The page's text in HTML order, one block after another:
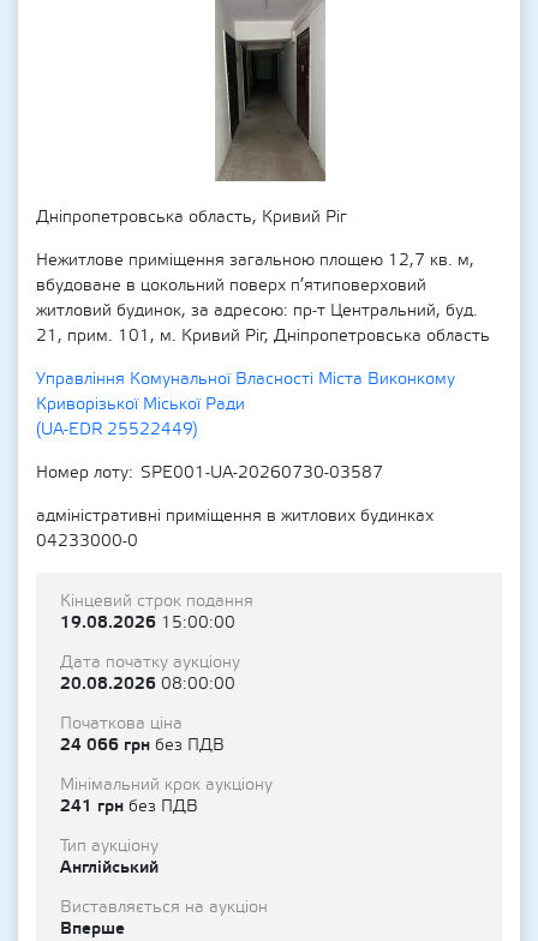
Дніпропетровська область, Кривий Ріг
Нежитлове приміщення загальною площею 12,7 кв. м,
вбудоване в цокольний поверх п’ятиповерховий
житловий будинок, за адресою: пр-т Центральний, буд.
21, прим. 101, м. Кривий Ріг, Дніпропетровська область
Управління Комунальної Власності Міста Виконкому
Криворізької Міської Ради
(UA-EDR 25522449)
Номер лоту
SPE001-UA-20260730-03587
адміністративні приміщення в житлових будинках
04233000-0
Кінцевий строк подання
19.08.2026 15:00:00
Дата початку аукціону
20.08.2026 08:00:00
Початкова ціна
24 066 грн без ПДВ
Мінімальний крок аукціону
241 грн без ПДВ
Тип аукціону
Англійський
Виставляється на аукціон
Вперше